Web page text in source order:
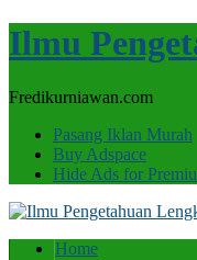
Ilmu
Fredikurniawan.com
Pasang Iklan Murah
Buy Adspace
Hide Ads for
Home